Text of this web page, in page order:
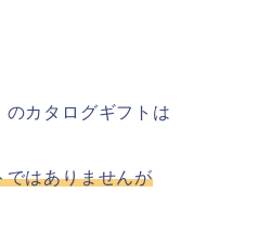
のカタログギフトは
ではありませんが